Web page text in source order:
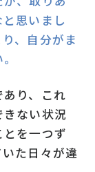
思いまし
、自分がま
り、これ
ない状況
を一つず
た日々が違